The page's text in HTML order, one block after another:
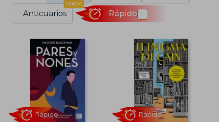
Anticuarios
Nuevo
Rápido